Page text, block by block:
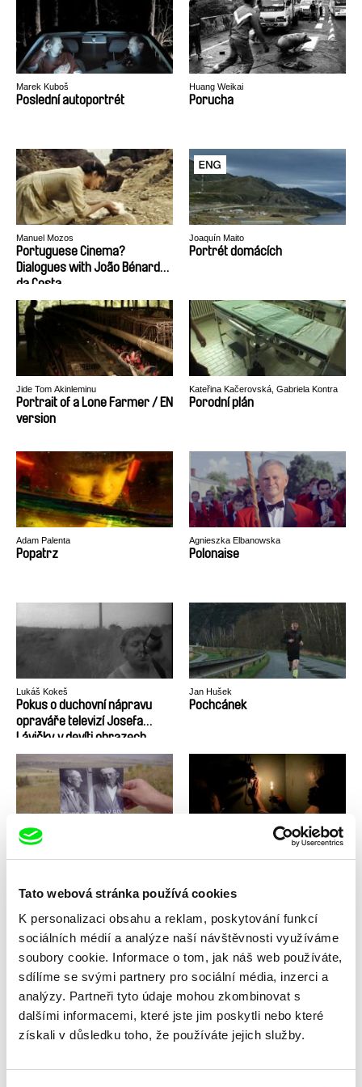
Tato webová stránka používá cookies
K personalizaci obsahu a reklam, poskytování funkcí
sociálních médií a analýze naší návštěvnosti využíváme
soubory cookie. Informace o tom, jak náš web používáte,
sdílíme se svými partnery pro sociální média, inzerci a
analýzy. Partneři tyto údaje mohou zkombinovat s
dalšími informacemi, které jste jim poskytli nebo které
získali v důsledku toho, že používáte jejich služby.
Marek Kuboš
Poslední autoportrét
Huang Weikai
Porucha
Manuel Mozos
Portuguese Cinema?
Dialogues with João Bénard
da Costa
Joaquín Maito
Portrét domácích
Jide Tom Akinleminu
Portrait of a Lone Farmer / EN
version
Kateřina Kačerovská, Gabriela Kontra
Porodní plán
Adam Palenta
Popatrz
Agnieszka Elbanowska
Polonaise
Lukáš Kokeš
Pokus o duchovní nápravu
opraváře televizí Josefa
Lávičky v devíti obrazech
Jan Hušek
Pochcánek
Tomáš Polenský
Pohřbené naděje Pod sluncem tma -angl.verze
Andrea Kalinová
Po sezóně
Tomáš Kudrna